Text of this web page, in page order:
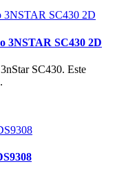
3NSTAR SC430 2D
SC430. Este